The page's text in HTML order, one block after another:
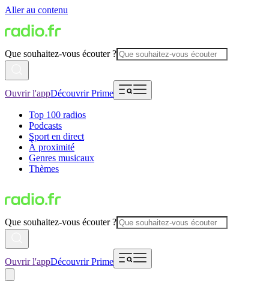
Aller au contenu
Que souhaitez-vous écouter ?
Ouvrir l'appDécouvrir Prime
Top 100 radios
Podcasts
Sport en direct
À proximité
Genres musicaux
Thèmes
Que souhaitez-vous écouter ?
Ouvrir l'appDécouvrir Prime